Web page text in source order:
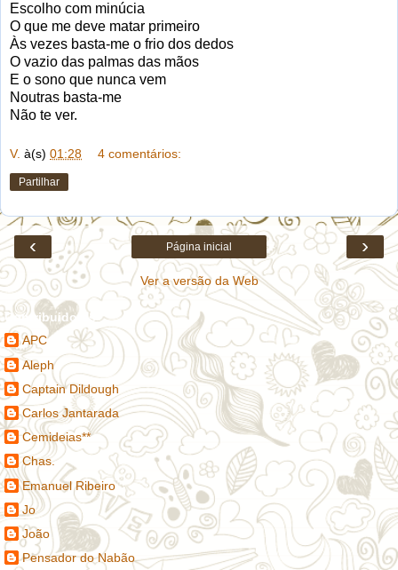
Escolho com minúcia
O que me deve matar primeiro
Às vezes basta-me o frio dos dedos
O vazio das palmas das mãos
E o sono que nunca vem
Noutras basta-me
Não te ver.
V. à(s) 01:28 4 comentários:
Partilhar
‹ ›
Página inicial
Ver a versão da Web
Contribuidores
APC
Aleph
Captain Dildough
Carlos Jantarada
Cemideias**
Chas.
Emanuel Ribeiro
Jo
João
Pensador do Nabão